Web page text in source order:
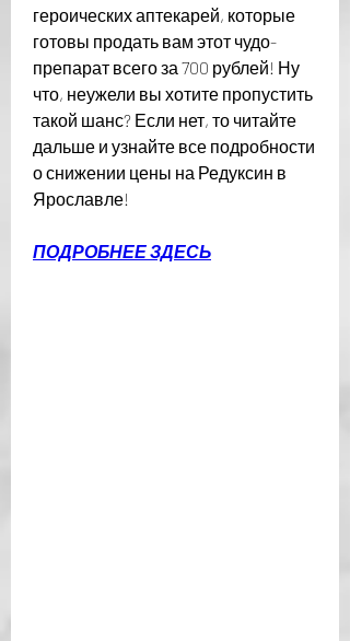
героических аптекарей, которые
готовы продать вам этот чудо-
препарат всего за 700 рублей! Ну
что, неужели вы хотите пропустить
такой шанс? Если нет, то читайте
дальше и узнайте все подробности
о снижении цены на Редуксин в
Ярославле!
ПОДРОБНЕЕ ЗДЕСЬ